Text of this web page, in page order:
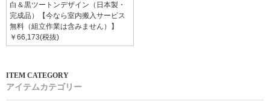
白＆黒ツートンデザイン（日本製・
完成品）【今なら室内搬入サービス
無料（組立作業は含みません）】
￥66,173(税抜)
アイテムカテゴリー